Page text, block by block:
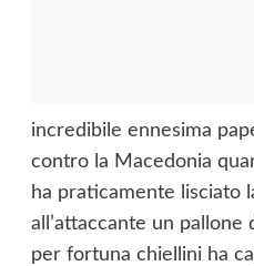
incredibile ennesima
contro la Macedonia
ha praticamente lisciato
all’attaccante un pallone
per fortuna chiellini ha